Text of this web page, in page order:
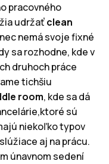
pracovného
udržaťclean
nemá svoje fixné
sa rozhodne, kde v
druhoch práce
tichšiu
room, kde sa dá
sú
niekoľko typov
aj na prácu.
únavnom sedení